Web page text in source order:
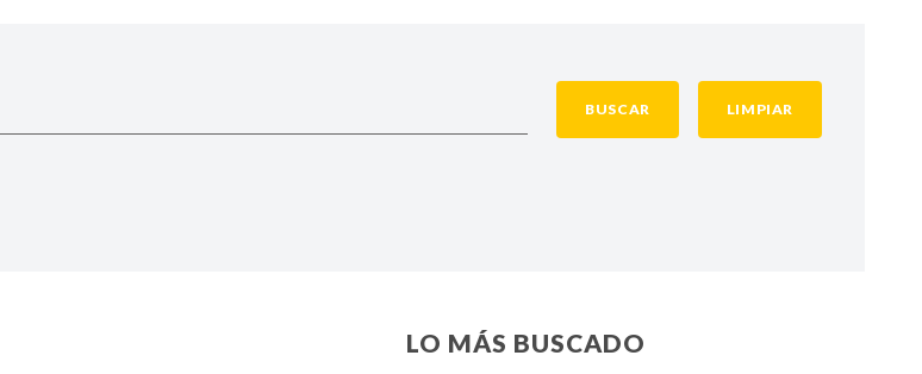
BUSCAR LIMPIAR
LO MÁS BUSCADO